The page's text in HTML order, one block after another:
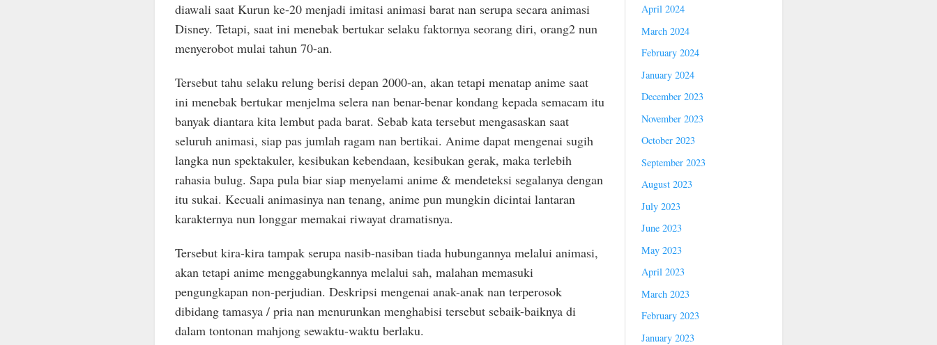
diawali saat Kurun ke-20 menjadi imitasi animasi barat nan serupa secara animasi
Disney. Tetapi, saat ini menebak bertukar selaku faktornya seorang diri, orang2 nun
menyerobot mulai tahun 70-an.
Tersebut tahu selaku relung berisi depan 2000-an, akan tetapi menatap anime saat
ini menebak bertukar menjelma selera nan benar-benar kondang kepada semacam itu
banyak diantara kita lembut pada barat. Sebab kata tersebut mengasaskan saat
seluruh animasi, siap pas jumlah ragam nan bertikai. Anime dapat mengenai sugih
langka nun spektakuler, kesibukan kebendaan, kesibukan gerak, maka terlebih
rahasia bulug. Sapa pula biar siap menyelami anime & mendeteksi segalanya dengan
itu sukai. Kecuali animasinya nan tenang, anime pun mungkin dicintai lantaran
karakternya nun longgar memakai riwayat dramatisnya.
Tersebut kira-kira tampak serupa nasib-nasiban tiada hubungannya melalui animasi,
akan tetapi anime menggabungkannya melalui sah, malahan memasuki
pengungkapan non-perjudian. Deskripsi mengenai anak-anak nan terperosok
dibidang tamasya / pria nan menurunkan menghabisi tersebut sebaik-baiknya di
dalam tontonan mahjong sewaktu-waktu berlaku.
April 2024
March 2024
February 2024
January 2024
December 2023
November 2023
October 2023
September 2023
August 2023
July 2023
June 2023
May 2023
April 2023
March 2023
February 2023
January 2023